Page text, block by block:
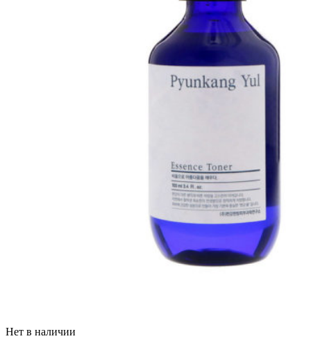
Нет в наличии